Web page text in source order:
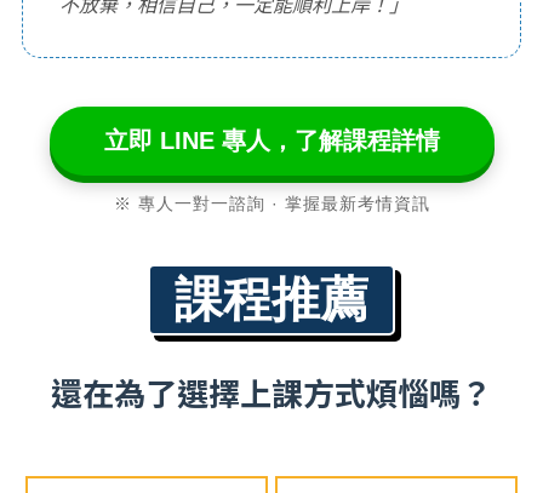
立即 LINE 專人，了解課程詳情
※ 專人一對一諮詢 · 掌握最新考情資訊
課程推薦
還在為了選擇上課方式煩惱嗎？